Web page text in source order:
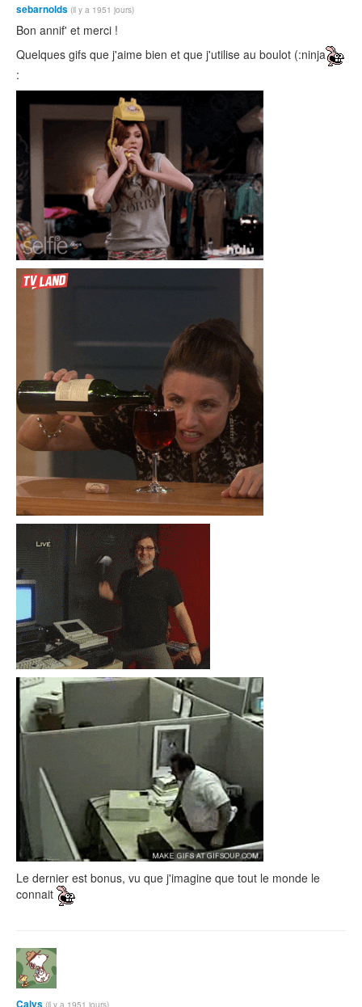
sebarnolds (il y a 1951 jours)
Bon annif' et merci !
Quelques gifs que j'aime bien et que j'utilise au boulot (:ninja
:
Le dernier est bonus, vu que j'imagine que tout le monde le
connait
Calys (il y a 1951 jours)